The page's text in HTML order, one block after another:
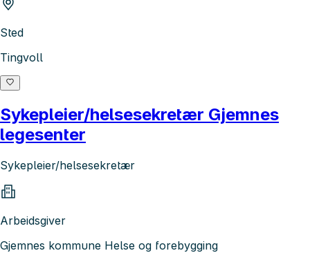
Sted
Tingvoll
Sykepleier/helsesekretær Gjemnes
legesenter
Sykepleier/helsesekretær
Arbeidsgiver
Gjemnes kommune Helse og forebygging